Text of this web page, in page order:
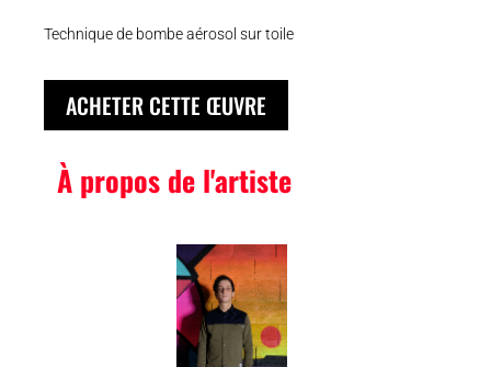
Technique de bombe aérosol sur toile
ACHETER CETTE ŒUVRE
À propos de l'artiste